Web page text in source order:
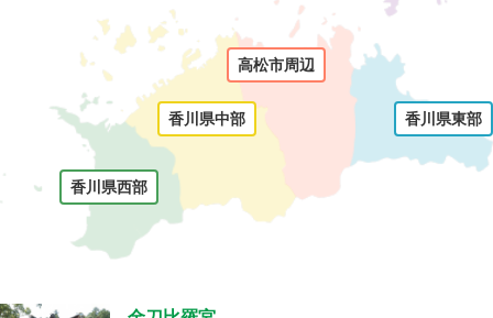
高松市周辺
香川県東部
香川県中部
香川県西部